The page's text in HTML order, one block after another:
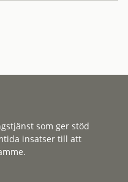
som ger stöd
insatser till att